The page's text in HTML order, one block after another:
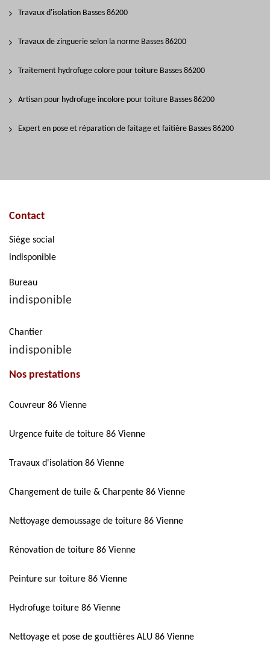
Travaux d'isolation Basses 86200
Travaux de zinguerie selon la norme Basses 86200
Traitement hydrofuge colore pour toiture Basses 86200
Artisan pour hydrofuge incolore pour toiture Basses 86200
Expert en pose et réparation de faitage et faitière Basses 86200
Contact
Siège social
indisponible
Bureau
indisponible
Chantier
indisponible
Nos prestations
Couvreur 86 Vienne
Urgence fuite de toiture 86 Vienne
Travaux d'isolation 86 Vienne
Changement de tuile & Charpente 86 Vienne
Nettoyage demoussage de toiture 86 Vienne
Rénovation de toiture 86 Vienne
Peinture sur toiture 86 Vienne
Hydrofuge toiture 86 Vienne
Nettoyage et pose de gouttières ALU 86 Vienne